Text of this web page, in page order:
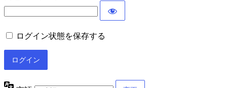
ログイン状態を保存する